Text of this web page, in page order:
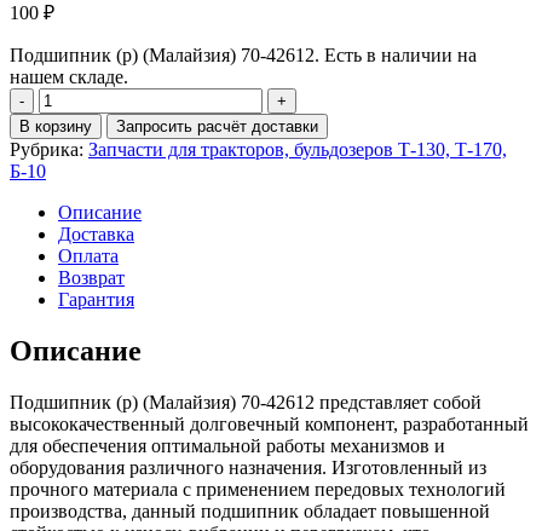
100 ₽
Подшипник (р) (Малайзия) 70-42612. Есть в наличии на
нашем складе.
Количество
Подшипник
(р)
(Малайзия)
70-
42612
В корзину Запросить расчёт доставки
Рубрика: Запчасти для тракторов, бульдозеров Т-130, Т-170,
Б-10
Описание
Доставка
Оплата
Возврат
Гарантия
Описание
Подшипник (р) (Малайзия) 70-42612 представляет собой
высококачественный долговечный компонент, разработанный
для обеспечения оптимальной работы механизмов и
оборудования различного назначения. Изготовленный из
прочного материала с применением передовых технологий
производства, данный подшипник обладает повышенной